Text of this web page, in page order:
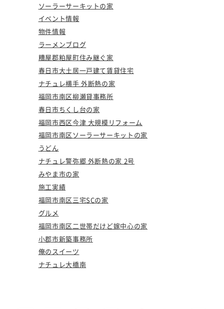
ソーラーサーキットの家
イベント情報
物件情報
ラーメンブログ
糟屋郡粕屋町住み継ぐ家
春日市大土居一戸建て賃貸住宅
ナチュレ横手 外断熱の家
福岡市南区柳瀬貸事務所
春日市ちくし台の家
福岡市西区今津 大規模リフォーム
福岡市南区ソーラーサーキットの家
うどん
ナチュレ警弥郷 外断熱の家 2号
みやま市の家
施工実績
福岡市南区三宅SCの家
グルメ
福岡市南区二世帯だけど嫁中心の家
小郡市新築事務所
俺のスイーツ
ナチュレ大橋南